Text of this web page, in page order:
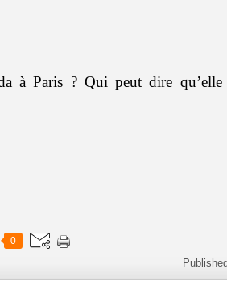
à Paris ? Qui peut dire qu’elle
0